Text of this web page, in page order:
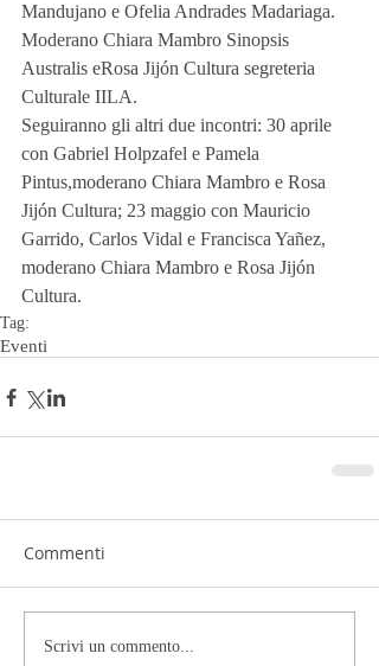
Mandujano e Ofelia Andrades Madariaga.
Moderano Chiara Mambro Sinopsis
Australis eRosa Jijón Cultura segreteria
Culturale IILA.
Seguiranno gli altri due incontri: 30 aprile
con Gabriel Holpzafel e Pamela
Pintus,moderano Chiara Mambro e Rosa
Jijón Cultura; 23 maggio con Mauricio
Garrido, Carlos Vidal e Francisca Yañez,
moderano Chiara Mambro e Rosa Jijón
Cultura.
Tag:
Eventi
Commenti
Scrivi un commento...